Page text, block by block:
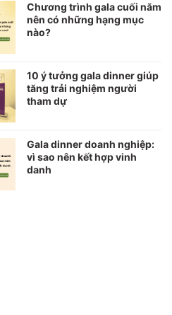
Chương trình gala cuối năm
nên có những hạng mục
nào?
10 ý tưởng gala dinner giúp
tăng trải nghiệm người
tham dự
Gala dinner doanh nghiệp:
vì sao nên kết hợp vinh
danh